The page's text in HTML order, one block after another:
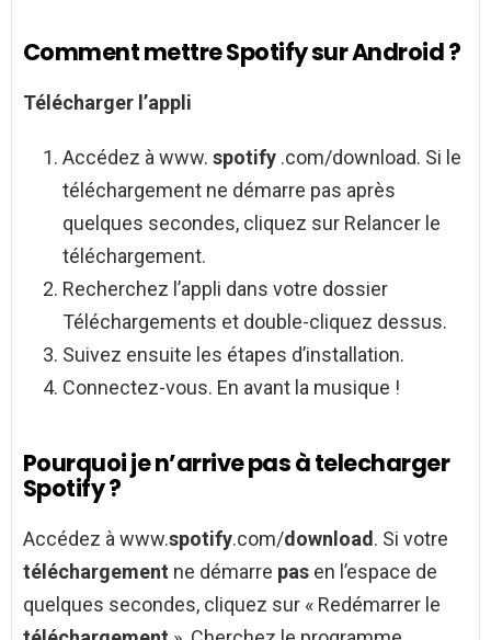
Comment mettre Spotify sur Android ?
Télécharger l’appli
Accédez à www. spotify .com/download. Si le
téléchargement ne démarre pas après
quelques secondes, cliquez sur Relancer le
téléchargement.
Recherchez l’appli dans votre dossier
Téléchargements et double-cliquez dessus.
Suivez ensuite les étapes d’installation.
Connectez-vous. En avant la musique !
Pourquoi je n’arrive pas à telecharger
Spotify ?
Accédez à www.spotify.com/download. Si votre
téléchargement ne démarre pas en l’espace de
quelques secondes, cliquez sur « Redémarrer le